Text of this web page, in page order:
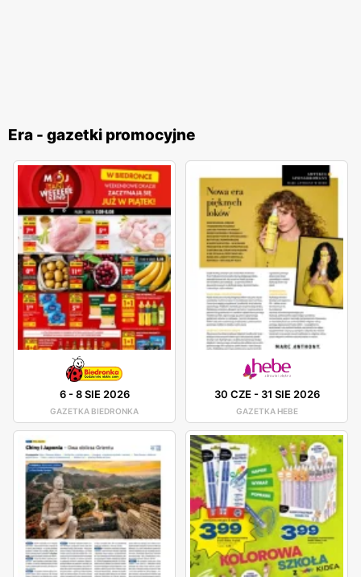
Era - gazetki promocyjne
6-8 SIE 2026
GAZETKA BIEDRONKA
30 CZE- 31 SIE 2026
GAZETKA HEBE